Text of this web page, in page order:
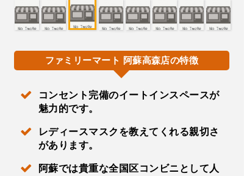
ファミリーマート 阿蘇高森店の特徴
コンセント完備のイートインスペースが
魅力的です。
レディースマスクを教えてくれる親切さ
があります。
阿蘇では貴重な全国区コンビニとして人